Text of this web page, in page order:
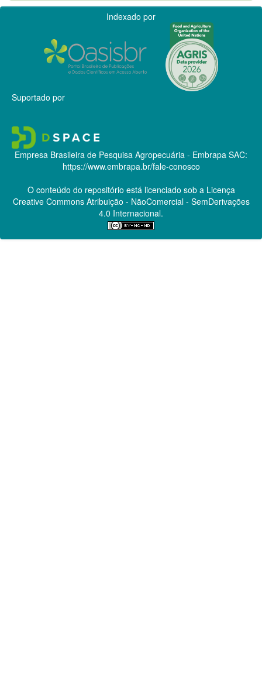
Indexado por
Suportado por
Empresa Brasileira de Pesquisa Agropecuária - Embrapa SAC:
https://www.embrapa.br/fale-conosco
O conteúdo do repositório está licenciado sob a Licença
Creative CommonsAtribuição - NãoComercial - SemDerivações
4.0 Internacional.